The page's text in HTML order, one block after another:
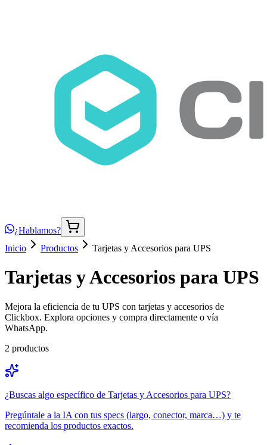
¿Hablamos?
Inicio
Productos Tarjetas y Accesorios para UPS
Tarjetas y Accesorios para UPS
Mejora la eficiencia de tu UPS con tarjetas y accesorios de
Clickbox. Explora opciones y compra directamente o vía
WhatsApp.
2 productos
¿Buscas algo específico de Tarjetas y Accesorios para UPS?
Pregúntale a la IA con tus specs (largo, conector, marca…) y te
recomienda los productos exactos.